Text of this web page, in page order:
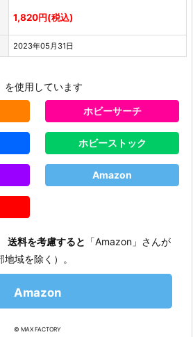
1,820円(税込)
2023年05月31日
を使用しています
ホビーサーチ
ホビーストック
Amazon
送料を考慮すると 「Amazon」さんが
域を除く）。
Amazon
© MAX FACTORY